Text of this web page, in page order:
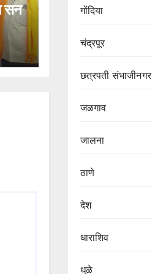
सन
गोंदिया
चंद्रपूर
छत्रपती संभाजीनगर
जळगाव
जालना
ठाणे
देश
धाराशिव
धुळे